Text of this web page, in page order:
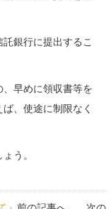
銀行に提出するこ
早めに領収書等を
、使途に制限なく
う。